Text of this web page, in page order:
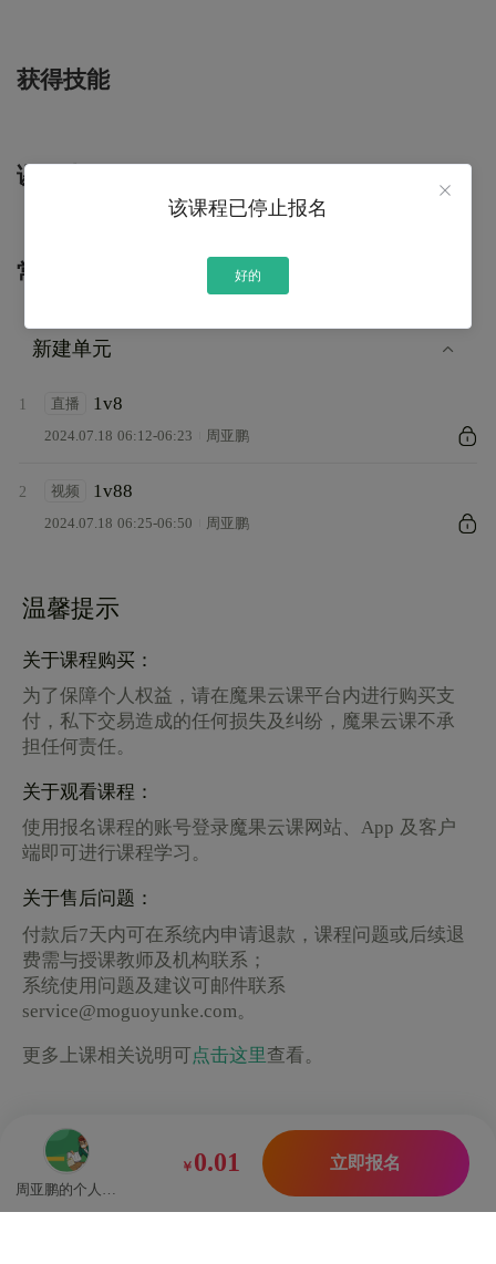
获得技能
课程大纲
常见问题
新建单元
1 直播 1v8
2024.07.18 06:12-06:23 周亚鹏
2 视频 1v88
2024.07.18 06:25-06:50 周亚鹏
温馨提示
关于课程购买：
为了保障个人权益，请在魔果云课平台内进行购买支
付，私下交易造成的任何损失及纠纷，魔果云课不承
担任何责任。
关于观看课程：
使用报名课程的账号登录魔果云课网站、App 及客户
端即可进行课程学习。
关于售后问题：
付款后7天内可在系统内申请退款，课程问题或后续退
费需与授课教师及机构联系；
系统使用问题及建议可邮件联系
service@moguoyunke.com。
更多上课相关说明可 点击这里查看。
￥ 0.01 立即报名
该课程已停止报名
好的